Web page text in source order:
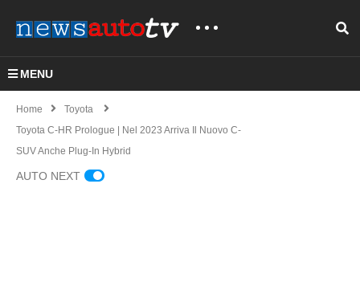
MENU
Home
Toyota
Toyota C-HR Prologue | Nel 2023 Arriva Il Nuovo C-
SUV Anche Plug-In Hybrid
AUTO NEXT